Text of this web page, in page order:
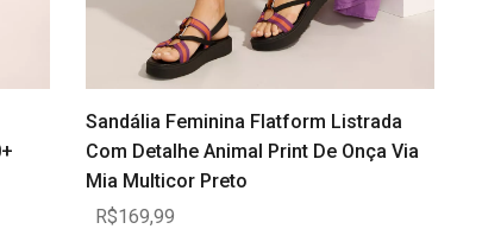
Sandália Feminina Flatform Listrada
Com Detalhe Animal Print De Onça Via
Mia Multicor Preto
R$169,99